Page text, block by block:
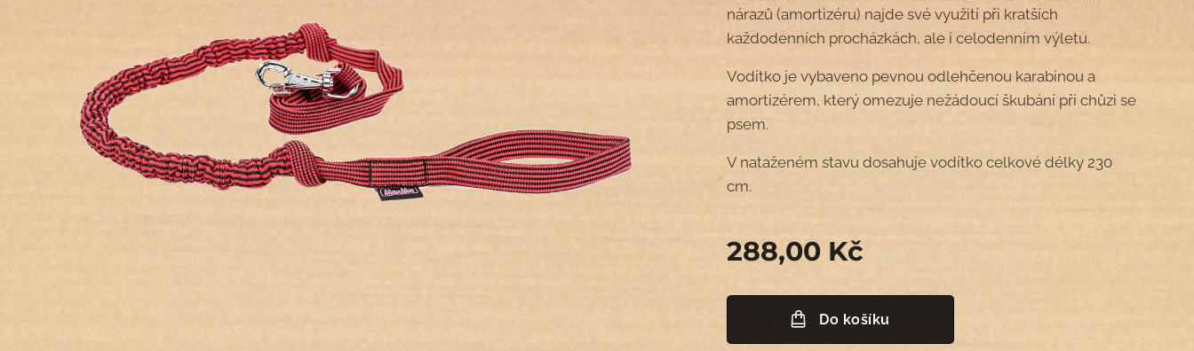
nárazů (amortizéru) najde své využití při kratších
každodenních procházkách, ale i celodenním výletu.
Vodítko je vybaveno pevnou odlehčenou karabinou a
amortizérem, který omezuje nežádoucí škubání při chůzi se
psem.
V nataženém stavu dosahuje vodítko celkové délky 230
cm.
288,00 Kč
Do košíku